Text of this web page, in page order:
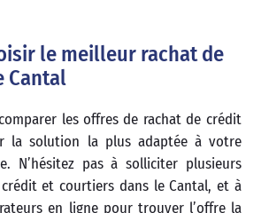
le meilleur rachat de
Cantal
les offres de rachat de crédit
la solution la plus adaptée à votre
N’hésitez pas à solliciter plusieurs
et courtiers dans le Cantal, et à
en ligne pour trouver l’offre la